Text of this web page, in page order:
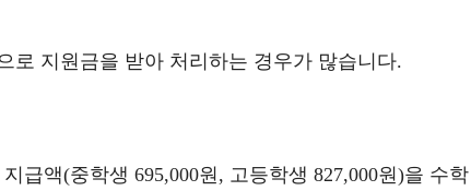
로 지원금을 받아 처리하는 경우가 많습니다.
급액(중학생 695,000원, 고등학생 827,000원)을 수학